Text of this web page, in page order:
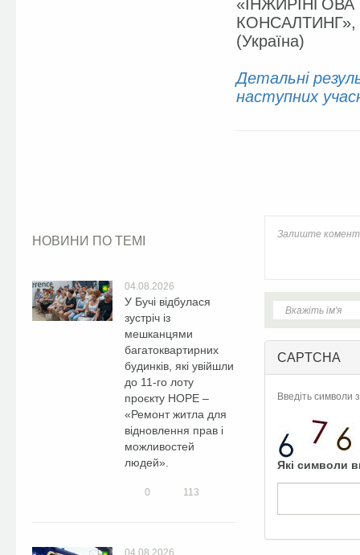
КОНСАЛТИНГ»,
(Україна)
Детальні
наступних
НОВИНИ ПО ТЕМІ
04.08.2026
У Бучі відбулася
зустріч із
мешканцями
багатоквартирних
будинків, які увійшли
до 11-го лоту
проєкту HOPE –
«Ремонт житла для
відновлення прав і
можливостей
людей».
0 113
04.08.2026
CAPTCHA
Введіть символи
Які символи